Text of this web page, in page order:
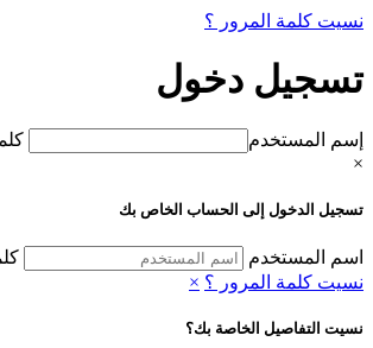
نسيت كلمة المرور ؟
تسجيل دخول
إسم المستخدم
×
تسجيل الدخول إلى الحساب الخاص بك
اسم المستخدم
نسيت كلمة المرور ؟ ×
نسيت التفاصيل الخاصة بك؟